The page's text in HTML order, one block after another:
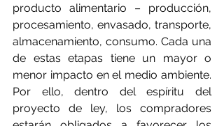
producto alimentario – producción,
procesamiento, envasado, transporte,
almacenamiento, consumo. Cada una
de estas etapas tiene un mayor o
menor impacto en el medio ambiente.
Por ello, dentro del espíritu del
proyecto de ley, los compradores